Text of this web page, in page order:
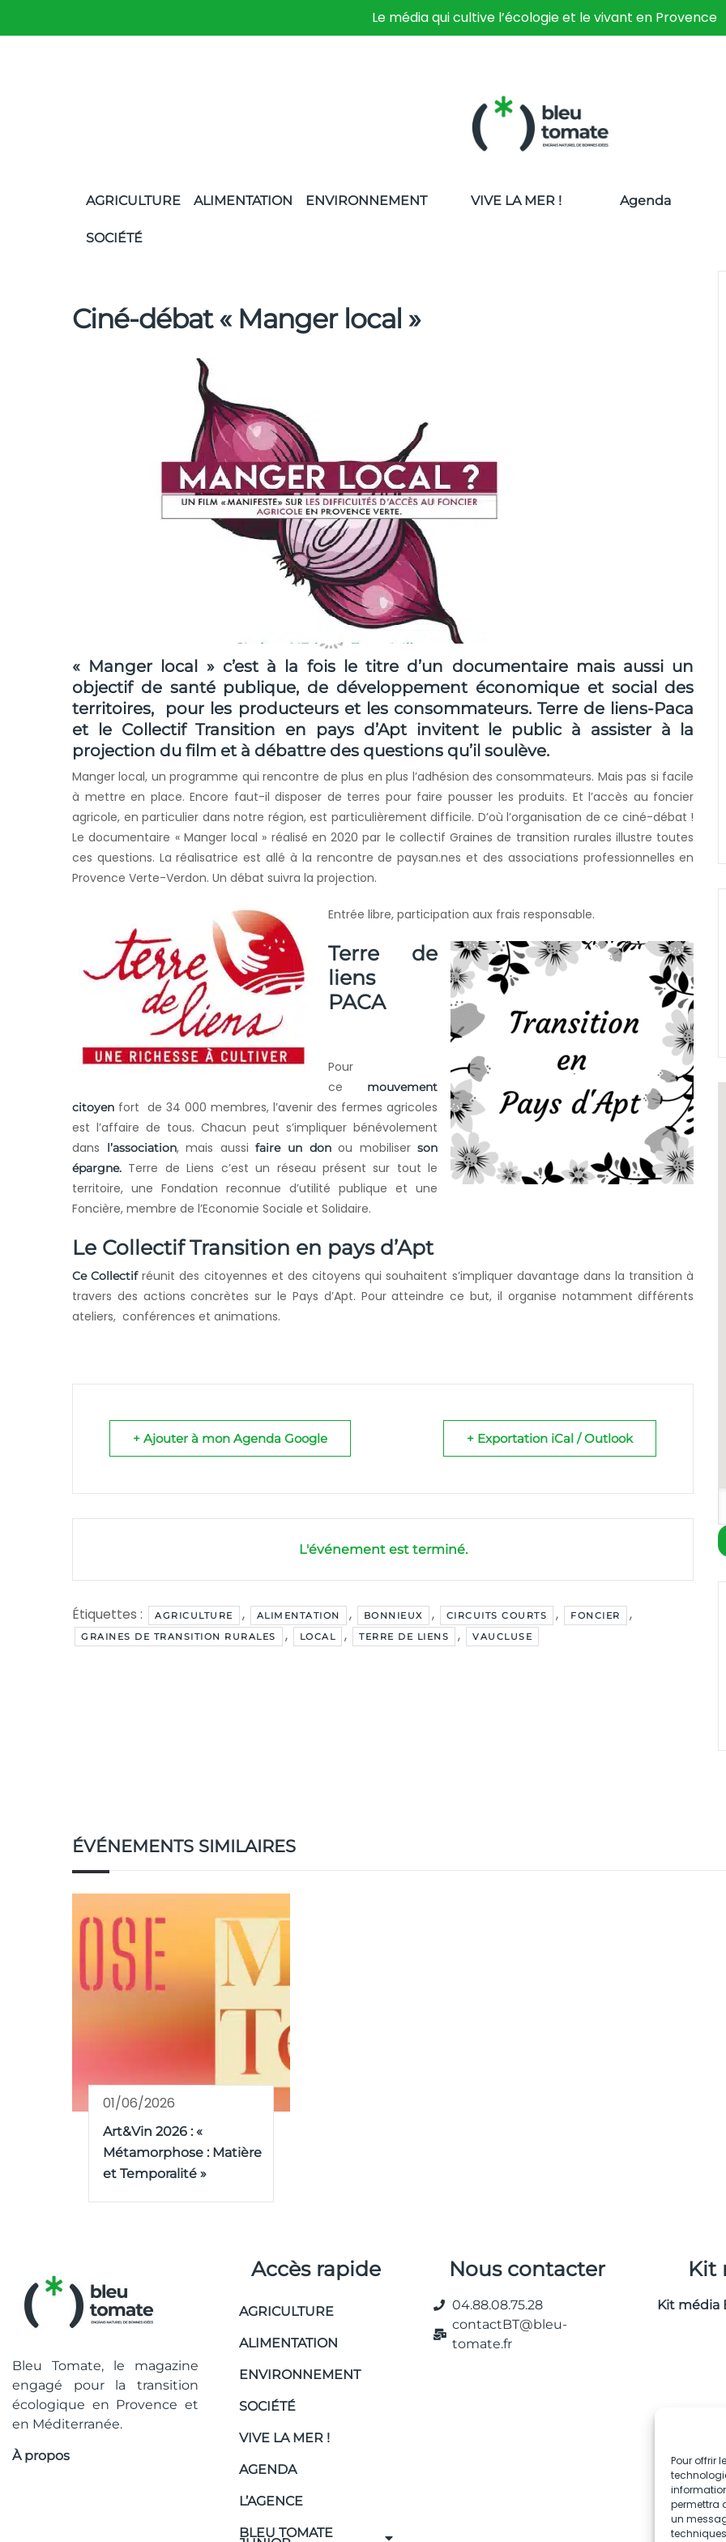
Pour offrir
permettra
un
Le média qui cultive l’écologie et le vivant en Provence
AGRICULTURE ALIMENTATION ENVIRONNEMENT
SOCIÉTÉ
VIVE LA MER ! Agenda
Ciné-débat « Manger local »
« Manger local » c’est à la fois le titre d’un documentaire mais aussi un
objectif de santé publique, de développement économique et social des
territoires, pour les producteurs et les consommateurs. Terre de liens-Paca
et le Collectif Transition en pays d’Apt invitent le public à assister à la
projection du film et à débattre des questions qu’il soulève.
Manger local, un programme qui rencontre de plus en plus l’adhésion des consommateurs. Mais pas si facile
à mettre en place. Encore faut-il disposer de terres pour faire pousser les produits. Et l’accès au foncier
agricole, en particulier dans notre région, est particulièrement difficile. D’où l’organisation de ce ciné-débat !
Le documentaire « Manger local » réalisé en 2020 par le collectif Graines de transition rurales illustre toutes
ces questions. La réalisatrice est allé à la rencontre de paysan.nes et des associations professionnelles en
Provence Verte-Verdon. Un débat suivra la projection.
Entrée libre, participation aux frais responsable.
Terre de
liens
PACA
Pour
ce mouvement
citoyen fort de 34 000 membres, l’avenir des fermes agricoles
est l’affaire de tous. Chacun peut s’impliquer bénévolement
dans
l’association, mais aussifaire un donou mobiliserson
épargne. Terre de Liens c’est un réseau présent sur tout le
territoire, une Fondation reconnue d’utilité publique et une
Foncière, membre de l’Economie Sociale et Solidaire.
Le Collectif Transition en pays d’Apt
Ce Collectifréunit des citoyennes et des citoyens qui souhaitent s’impliquer davantage dans la transition à
travers des actions concrètes sur le Pays d’Apt. Pour atteindre ce but, il organise notamment différents
ateliers, conférences et animations.
+ Ajouter à mon Agenda Google + Exportation iCal / Outlook
L'événement est terminé.
Étiquettes : AGRICULTURE , ALIMENTATION , BONNIEUX , CIRCUITS COURTS , FONCIER ,
GRAINES DE TRANSITION RURALES , LOCAL , TERRE DE LIENS , VAUCLUSE
ÉVÉNEMENTS SIMILAIRES
01/06/2026
Art&Vin 2026 : «
Métamorphose : Matière
et Temporalité »
Bleu Tomate, le magazine
engagé pour la transition
écologique en Provence et
en Méditerranée.
À propos
Accès rapide
AGRICULTURE
ALIMENTATION
ENVIRONNEMENT
SOCIÉTÉ
VIVE LA MER !
AGENDA
L’AGENCE
BLEU TOMATE
Nous contacter
04.88.08.75.28
contactBT@bleu-
tomate.fr
Kit
Kit média